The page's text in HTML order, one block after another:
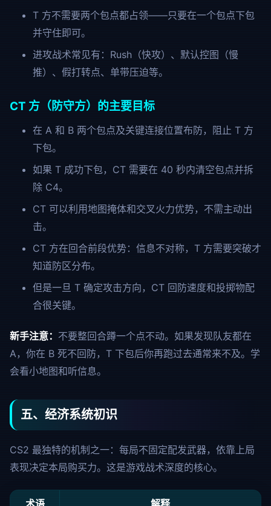
T 方不需要两个包点都占领——只要在一个包点下包
并守住即可。
进攻战术常见有：Rush（快攻）、默认控图（慢
推）、假打转点、单带压迫等。
CT 方（防守方）的主要目标
在 A 和 B 两个包点及关键连接位置布防，阻止 T 方
下包。
如果 T 成功下包，CT 需要在 40 秒内清空包点并拆
除 C4。
CT 可以利用地图掩体和交叉火力优势，不需主动出
击。
CT 方在回合前段优势：信息不对称，T 方需要突破才
知道防区分布。
但是一旦 T 确定攻击方向，CT 回防速度和投掷物配
合很关键。
新手注意： 不要整回合蹲一个点不动。如果发现队友都在
A，你在 B 死不回防，T 下包后你再跑过去通常来不及。学
会看小地图和听信息。
五、经济系统初识
CS2 最独特的机制之一：每局不固定配发武器，依靠上局
表现决定本局购买力。这是游戏战术深度的核心。
术语 解释